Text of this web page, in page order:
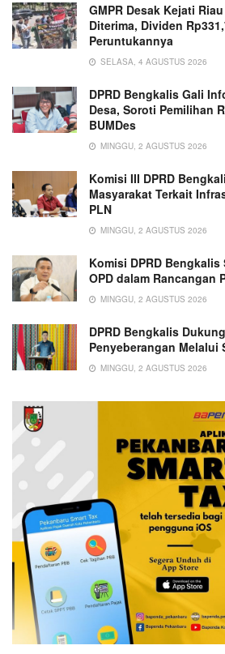
GMPR Desak Kejati
Diterima, Dividen
Peruntukannya
SELASA, 4 AGUSTUS 2026
DPRD Bengkalis Gali
Desa, Soroti Pemilihan
BUMDes
MINGGU, 2 AGUSTUS 2026
Komisi III DPRD
Masyarakat Terkait
PLN
MINGGU, 2 AGUSTUS 2026
Komisi DPRD
OPD dalam Rancangan
MINGGU, 2 AGUSTUS 2026
DPRD Bengkalis
Penyeberangan Melalui
MINGGU, 2 AGUSTUS 2026